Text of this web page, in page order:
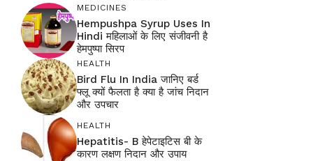
MEDICINES
Hempushpa Syrup Uses In
Hindi महिलाओं के लिए संजीवनी है
हेमपुष्पा सिरप
HEALTH
Bird Flu In India जानिए बर्ड
फ्लू क्यों फैलता है क्या है जांच निदान
और उपचार
HEALTH
Hepatitis- B हेपेटाइटिस बी के
कारण लक्षण निदान और उपाय